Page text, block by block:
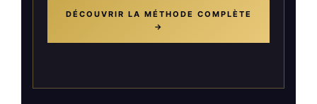
DÉCOUVRIR LA MÉTHODE COMPLÈTE
→